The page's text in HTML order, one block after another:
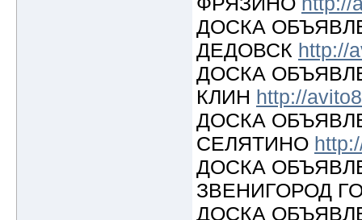
ДОСКА
ДЕДОВСК http://
ДОСКА
КЛИН http://
ДОСКА
СЕЛЯТИНО
ДОСКА
ЗВЕНИГОРОД
ДОСКА